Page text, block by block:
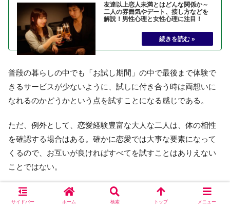
友達以上恋人未満とはどんな関係か～
二人の雰囲気やデート、接し方などを
解説！男性心理と女性心理に注目！
普段の暮らしの中でも「お試し期間」の中で最後まで体験で
きるサービスが少ないように、試しに付き合う時は両想いに
なれるのかどうかという点を試すことになる感じである。
ただ、例外として、恋愛経験豊富な大人な二人は、体の相性
を確認する場合はある。確かに恋愛では大事な要素になって
くるので、お互いが良ければすべてを試すことはありえない
ことではない。
しかし一方で、
お試し期間のモチベーションについては、二
人の間に圧倒的な差のある状態だ。「好きになってもらえる
サイドバー ホーム 検索 トップ メニュー